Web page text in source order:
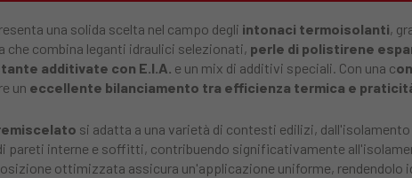
una solida scelta nel campo degli intonaci termoisolanti,
che combina leganti idraulici selezionati, perle di polistirene
additivate con E.I.A. e un mix di additivi speciali. Con una c
un eccellente bilanciamento tra efficienza termica e
si adatta a una varietà di contesti edilizi,
pareti interne e soffitti, contribuendo significativamente
ottimizzata assicura un'applicazione uniforme, rendendolo